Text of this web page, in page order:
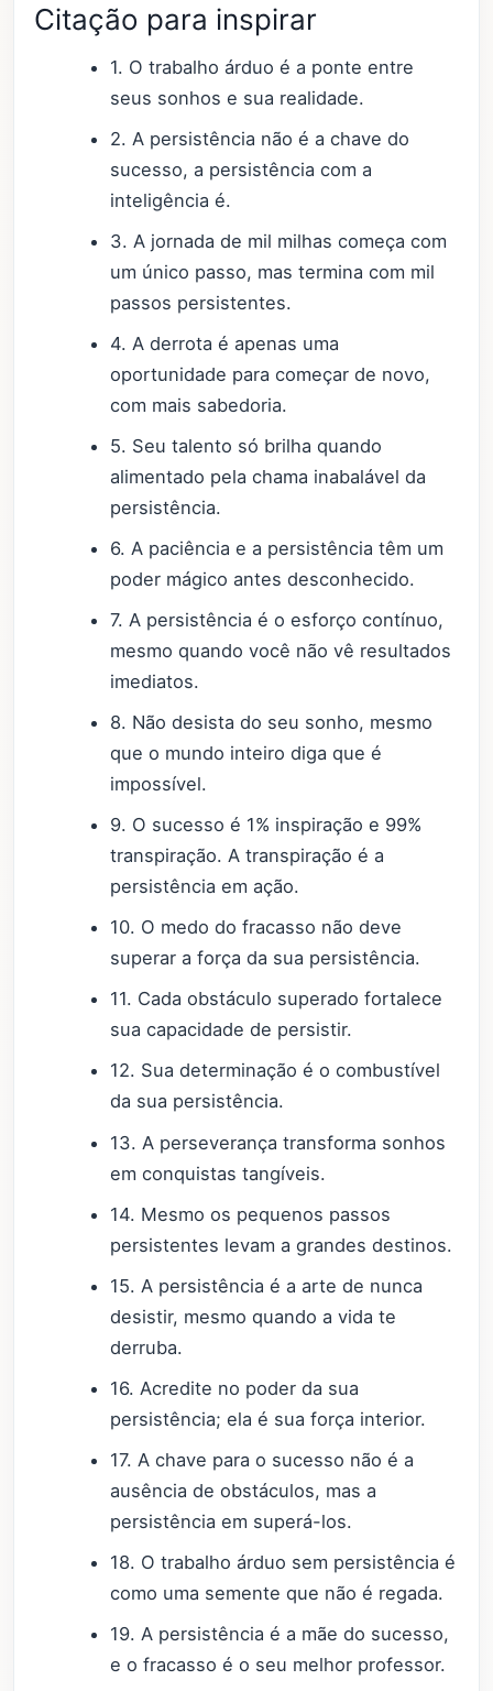
Citação para inspirar
1. O trabalho árduo é a ponte entre
seus sonhos e sua realidade.
2. A persistência não é a chave do
sucesso, a persistência com a
inteligência é.
3. A jornada de mil milhas começa com
um único passo, mas termina com mil
passos persistentes.
4. A derrota é apenas uma
oportunidade para começar de novo,
com mais sabedoria.
5. Seu talento só brilha quando
alimentado pela chama inabalável da
persistência.
6. A paciência e a persistência têm um
poder mágico antes desconhecido.
7. A persistência é o esforço contínuo,
mesmo quando você não vê resultados
imediatos.
8. Não desista do seu sonho, mesmo
que o mundo inteiro diga que é
impossível.
9. O sucesso é 1% inspiração e 99%
transpiração. A transpiração é a
persistência em ação.
10. O medo do fracasso não deve
superar a força da sua persistência.
11. Cada obstáculo superado fortalece
sua capacidade de persistir.
12. Sua determinação é o combustível
da sua persistência.
13. A perseverança transforma sonhos
em conquistas tangíveis.
14. Mesmo os pequenos passos
persistentes levam a grandes destinos.
15. A persistência é a arte de nunca
desistir, mesmo quando a vida te
derruba.
16. Acredite no poder da sua
persistência; ela é sua força interior.
17. A chave para o sucesso não é a
ausência de obstáculos, mas a
persistência em superá-los.
18. O trabalho árduo sem persistência é
como uma semente que não é regada.
19. A persistência é a mãe do sucesso,
e o fracasso é o seu melhor professor.